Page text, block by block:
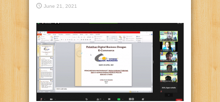
June 21, 2021